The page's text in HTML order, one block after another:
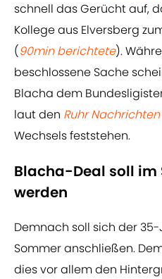
schnell das Gerücht auf,
Kollege aus Elversberg
(90min berichtete).
beschlossene Sache
Blacha dem
laut den Ruhr Nachrichten
Wechsels feststehen.
Blacha-Deal soll im
werden
Demnach soll sich der
Sommer anschließen.
dies vor allem den